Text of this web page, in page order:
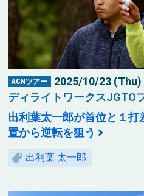
ACNツアー
2025/10/23 (Thu)
ディライトワークスJGTO
出利葉太一郎が首位と１
置から逆転を狙う
出利葉 太一郎